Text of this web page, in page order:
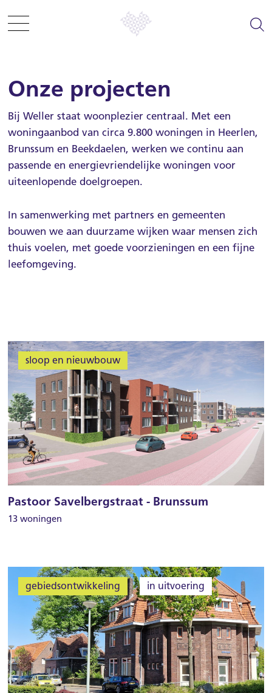
Sla menu over
Ga direct naar hoofdnavigatie
Ga direct naar footer
Zelf regelen
Informatie en tips
Woning zoeken
Woonplezier
Projecten
Onze projecten
Bij Weller staat woonplezier centraal. Met een
woningaanbod van circa 9.800 woningen in Heerlen,
Brunssum en Beekdaelen, werken we continu aan
passende en energievriendelijke woningen voor
uiteenlopende doelgroepen.
In samenwerking met partners en gemeenten
bouwen we aan duurzame wijken waar mensen zich
thuis voelen, met goede voorzieningen en een fijne
leefomgeving.
sloop en nieuwbouw
Pastoor Savelbergstraat - Brunssum
gebiedsontwikkeling in uitvoering